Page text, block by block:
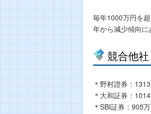
毎年1000万円を
年から減少傾向に
競合他
＊野村證券：
＊大和証券：
＊SBI証券：905